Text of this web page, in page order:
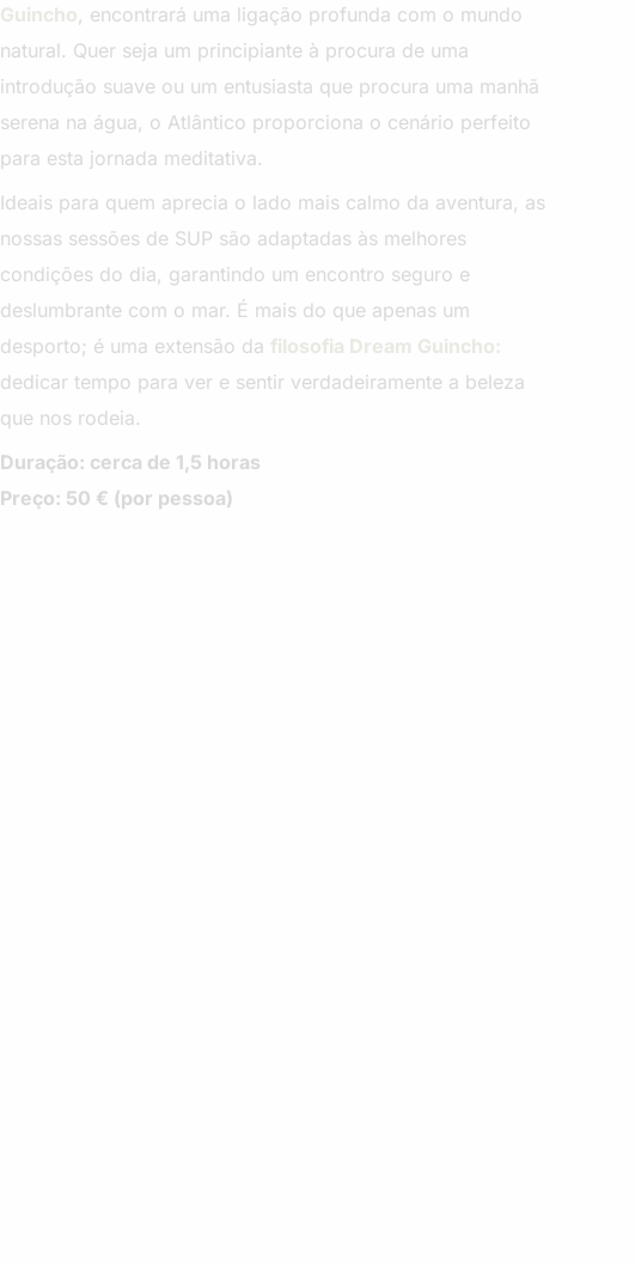
Guincho, encontrará uma ligação profunda com o mundo
natural. Quer seja um principiante à procura de uma
introdução suave ou um entusiasta que procura uma manhã
serena na água, o Atlântico proporciona o cenário perfeito
para esta jornada meditativa.
Ideais para quem aprecia o lado mais calmo da aventura, as
nossas sessões de SUP são adaptadas às melhores
condições do dia, garantindo um encontro seguro e
deslumbrante com o mar. É mais do que apenas um
desporto; é uma extensão dafilosofia Dream Guincho:
dedicar tempo para ver e sentir verdadeiramente a beleza
que nos rodeia.
Duração: cerca de 1,5 horas
Preço: 50 € (por pessoa)